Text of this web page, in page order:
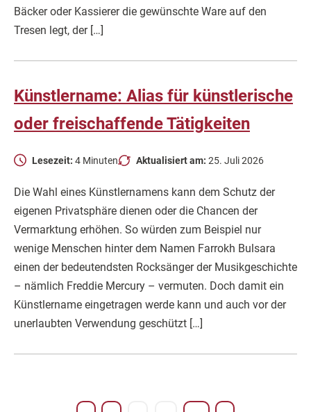
Bäcker oder Kassierer die gewünschte Ware auf den
Tresen legt, der […]
Künstlername: Alias für künstlerische
oder freischaffende Tätigkeiten
Lesezeit: 4 Minuten Aktualisiert am: 25. Juli 2026
Die Wahl eines Künstlernamens kann dem Schutz der
eigenen Privatsphäre dienen oder die Chancen der
Vermarktung erhöhen. So würden zum Beispiel nur
wenige Menschen hinter dem Namen Farrokh Bulsara
einen der bedeutendsten Rocksänger der Musikgeschichte
– nämlich Freddie Mercury – vermuten. Doch damit ein
Künstlername eingetragen werde kann und auch vor der
unerlaubten Verwendung geschützt […]